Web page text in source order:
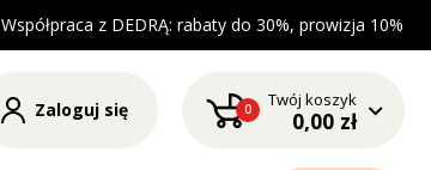
Współpraca z DEDRĄ: rabaty do 30%, prowizja 10%
Zaloguj się 0 Twój koszyk
0,00 zł